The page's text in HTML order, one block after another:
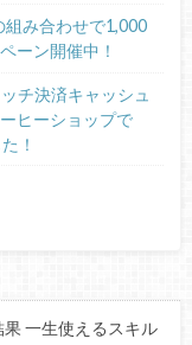
み合わせで1,000
ーン開催中！
チ決済キャッシュ
ヒーショップで
！
一生使えるスキル